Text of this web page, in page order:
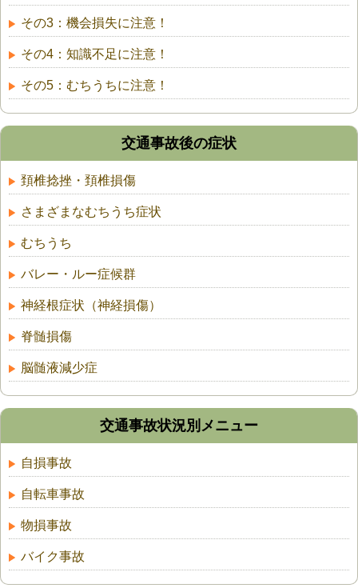
その3：機会損失に注意！
その4：知識不足に注意！
その5：むちうちに注意！
交通事故後の症状
頚椎捻挫・頚椎損傷
さまざまなむちうち症状
むちうち
バレー・ルー症候群
神経根症状（神経損傷）
脊髄損傷
脳髄液減少症
交通事故状況別メニュー
自損事故
自転車事故
物損事故
バイク事故